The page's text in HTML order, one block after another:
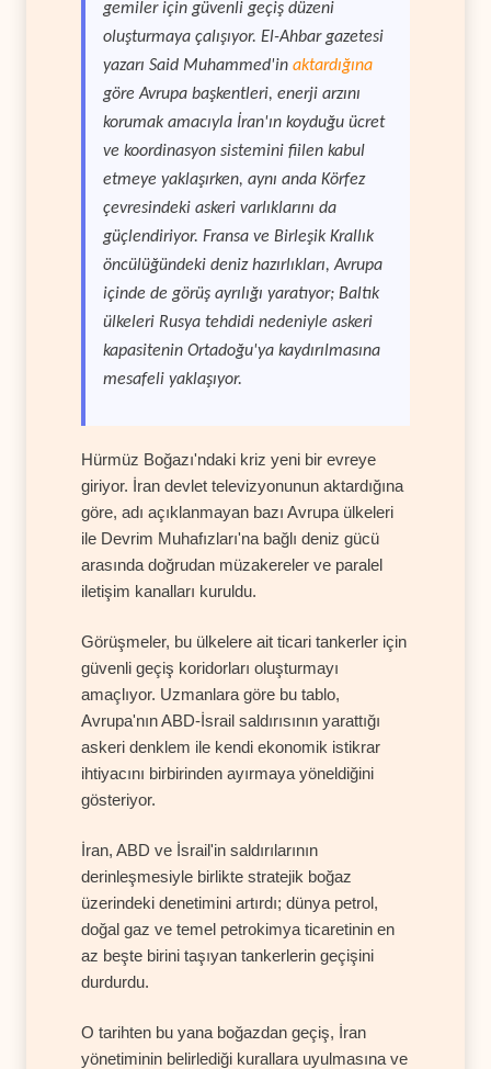
gemiler için güvenli geçiş düzeni
oluşturmaya çalışıyor. El-Ahbar gazetesi
yazarı Said Muhammed'in aktardığına
göre Avrupa başkentleri, enerji arzını
korumak amacıyla İran'ın koyduğu ücret
ve koordinasyon sistemini fiilen kabul
etmeye yaklaşırken, aynı anda Körfez
çevresindeki askeri varlıklarını da
güçlendiriyor. Fransa ve Birleşik Krallık
öncülüğündeki deniz hazırlıkları, Avrupa
içinde de görüş ayrılığı yaratıyor; Baltık
ülkeleri Rusya tehdidi nedeniyle askeri
kapasitenin Ortadoğu'ya kaydırılmasına
mesafeli yaklaşıyor.
Hürmüz Boğazı'ndaki kriz yeni bir evreye
giriyor. İran devlet televizyonunun aktardığına
göre, adı açıklanmayan bazı Avrupa ülkeleri
ile Devrim Muhafızları'na bağlı deniz gücü
arasında doğrudan müzakereler ve paralel
iletişim kanalları kuruldu.
Görüşmeler, bu ülkelere ait ticari tankerler için
güvenli geçiş koridorları oluşturmayı
amaçlıyor. Uzmanlara göre bu tablo,
Avrupa'nın ABD-İsrail saldırısının yarattığı
askeri denklem ile kendi ekonomik istikrar
ihtiyacını birbirinden ayırmaya yöneldiğini
gösteriyor.
İran, ABD ve İsrail'in saldırılarının
derinleşmesiyle birlikte stratejik boğaz
üzerindeki denetimini artırdı; dünya petrol,
doğal gaz ve temel petrokimya ticaretinin en
az beşte birini taşıyan tankerlerin geçişini
durdurdu.
O tarihten bu yana boğazdan geçiş, İran
yönetiminin belirlediği kurallara uyulmasına ve